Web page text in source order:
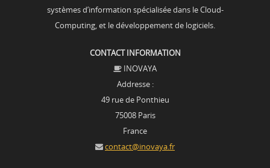
systèmes d’information spécialisée dans le Cloud-
Computing, et le développement de logiciels.
CONTACT INFORMATION
INOVAYA
Addresse :
49 rue de Ponthieu
75008 Paris
France
contact@inovaya.fr